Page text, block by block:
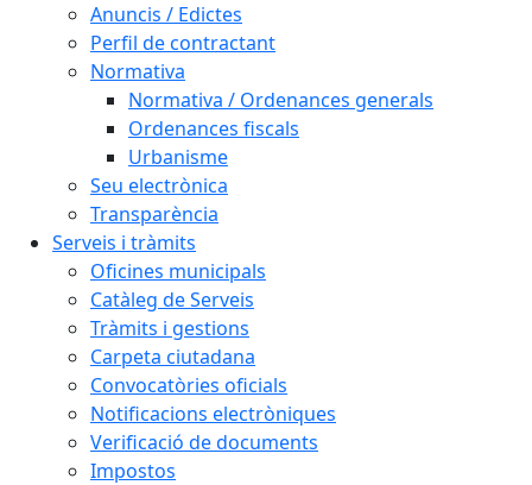
Anuncis / Edictes
Perfil de contractant
Normativa
Normativa / Ordenances generals
Ordenances fiscals
Urbanisme
Seu electrònica
Transparència
Serveis i tràmits
Oficines municipals
Catàleg de Serveis
Tràmits i gestions
Carpeta ciutadana
Convocatòries oficials
Notificacions electròniques
Verificació de documents
Impostos